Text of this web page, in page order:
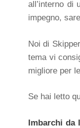
all’interno di
impegno,
Noi di
tema vi
migliore per
Se hai letto
Imbarchi da